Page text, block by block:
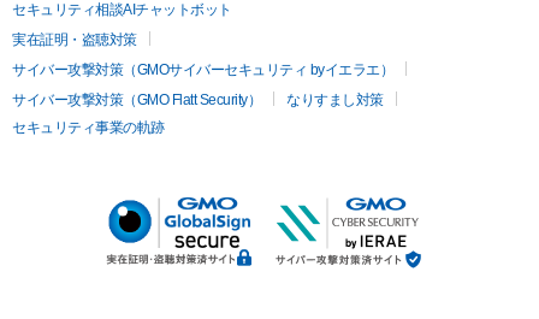
セキュリティ相談AIチャットボット
実在証明・盗聴対策
サイバー攻撃対策（GMOサイバーセキュリティ byイエラエ）
サイバー攻撃対策（GMO Flatt Security）
なりすまし対策
セキュリティ事業の軌跡